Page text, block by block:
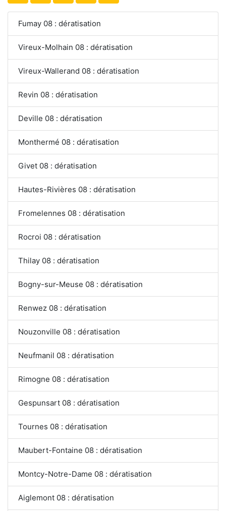
Fumay 08 : dératisation
Vireux-Molhain 08 : dératisation
Vireux-Wallerand 08 : dératisation
Revin 08 : dératisation
Deville 08 : dératisation
Monthermé 08 : dératisation
Givet 08 : dératisation
Hautes-Rivières 08 : dératisation
Fromelennes 08 : dératisation
Rocroi 08 : dératisation
Thilay 08 : dératisation
Bogny-sur-Meuse 08 : dératisation
Renwez 08 : dératisation
Nouzonville 08 : dératisation
Neufmanil 08 : dératisation
Rimogne 08 : dératisation
Gespunsart 08 : dératisation
Tournes 08 : dératisation
Maubert-Fontaine 08 : dératisation
Montcy-Notre-Dame 08 : dératisation
Aiglemont 08 : dératisation